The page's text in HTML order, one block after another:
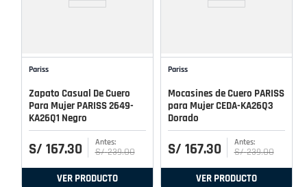
Pariss
Zapato Casual De Cuero
Para Mujer PARISS 2649-
KA26Q1 Negro
S/ 167.30 S/ 239.00
VER PRODUCTO
Pariss
Mocasines de Cuero PARISS
para Mujer CEDA-KA26Q3
Dorado
S/ 167.30 S/ 239.00
VER PRODUCTO